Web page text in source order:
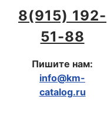
8(915) 192-
51-88
Пишите нам:
info@km-
catalog.ru